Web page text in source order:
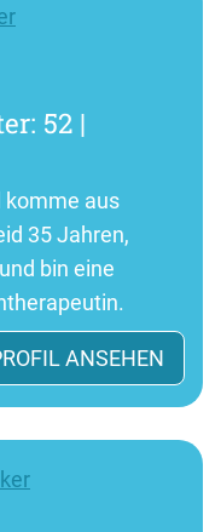
52 |
komme aus
35 Jahren,
bin eine
ANSEHEN